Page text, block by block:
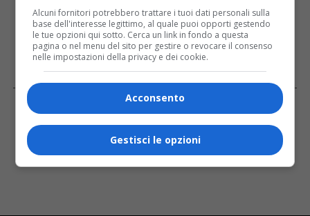
Alcuni fornitori potrebbero trattare i tuoi dati personali sulla
base dell'interesse legittimo, al quale puoi opporti gestendo
le tue opzioni qui sotto. Cerca un link in fondo a questa
pagina o nel menu del sito per gestire o revocare il consenso
nelle impostazioni della privacy e dei cookie.
Acconsento
Gestisci le opzioni